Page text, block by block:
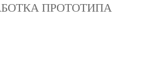
ПРОТОТИПА